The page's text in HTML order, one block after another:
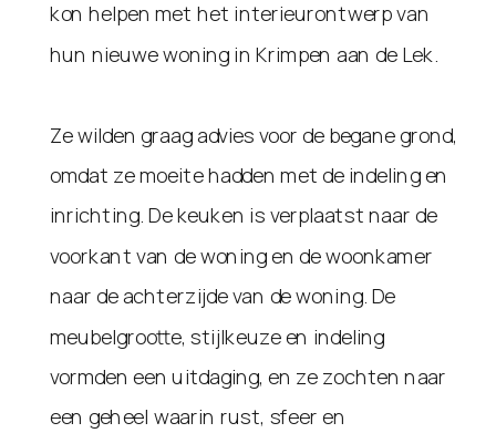
kon helpen met het interieurontwerp van
hun nieuwe woning in Krimpen aan de Lek.
Ze wilden graag advies voor de begane grond,
omdat ze moeite hadden met de indeling en
inrichting. De keuken is verplaatst naar de
voorkant van de woning en de woonkamer
naar de achterzijde van de woning. De
meubelgrootte, stijlkeuze en indeling
vormden een uitdaging, en ze zochten naar
een geheel waarin rust, sfeer en